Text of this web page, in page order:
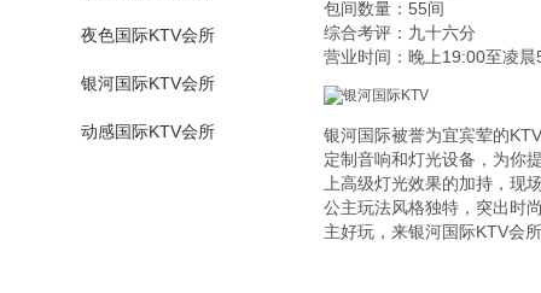
夜色国际KTV会所
银河国际KTV会所
动感国际KTV会所
包间数量：55间
综合考评：九十六分
营业时间：晚上19:00至凌晨
银河国际被誉为宜宾荤的
定制音响和灯光设备，为你
上高级灯光效果的加持，现
公主玩法风格独特，突出时
主好玩，来银河国际KTV会